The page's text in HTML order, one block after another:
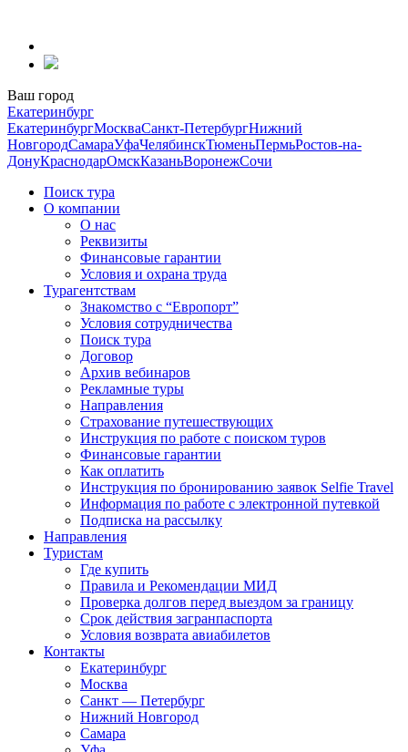
содержанию
Ваш город
Екатеринбург
ЕкатеринбургМоскваСанкт-ПетербургНижний
НовгородСамараУфаЧелябинскТюменьПермьРостов-на-
ДонуКраснодарОмскКазаньВоронежСочи
Поиск тура
О компании
О нас
Реквизиты
Финансовые гарантии
Условия и охрана труда
Турагентствам
Знакомство с “Европорт”
Условия сотрудничества
Поиск тура
Договор
Архив вебинаров
Рекламные туры
Направления
Страхование путешествующих
Инструкция по работе с поиском туров
Финансовые гарантии
Как оплатить
Инструкция по бронированию заявок Selfie Travel
Информация по работе с электронной путевкой
Подписка на рассылку
Направления
Туристам
Где купить
Правила и Рекомендации МИД
Проверка долгов перед выездом за границу
Срок действия загранпаспорта
Условия возврата авиабилетов
Контакты
Екатеринбург
Москва
Санкт — Петербург
Нижний Новгород
Самара